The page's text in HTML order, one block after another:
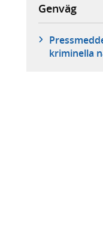
Genväg
kriminella